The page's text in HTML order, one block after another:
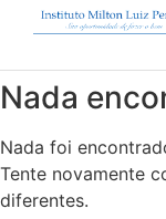
Nada
Nada foi
Tente novamente
diferentes.